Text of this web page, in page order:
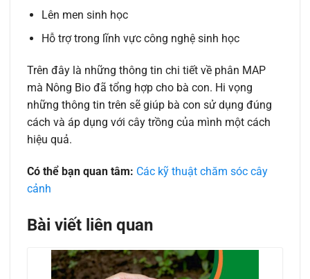
Lên men sinh học
Hỗ trợ trong lĩnh vực công nghệ sinh học
Trên đây là những thông tin chi tiết về phân MAP
mà Nông Bio đã tổng hợp cho bà con. Hi vọng
những thông tin trên sẽ giúp bà con sử dụng đúng
cách và áp dụng với cây trồng của mình một cách
hiệu quả.
Có thể bạn quan tâm: Các kỹ thuật chăm sóc cây
cảnh
Bài viết liên quan